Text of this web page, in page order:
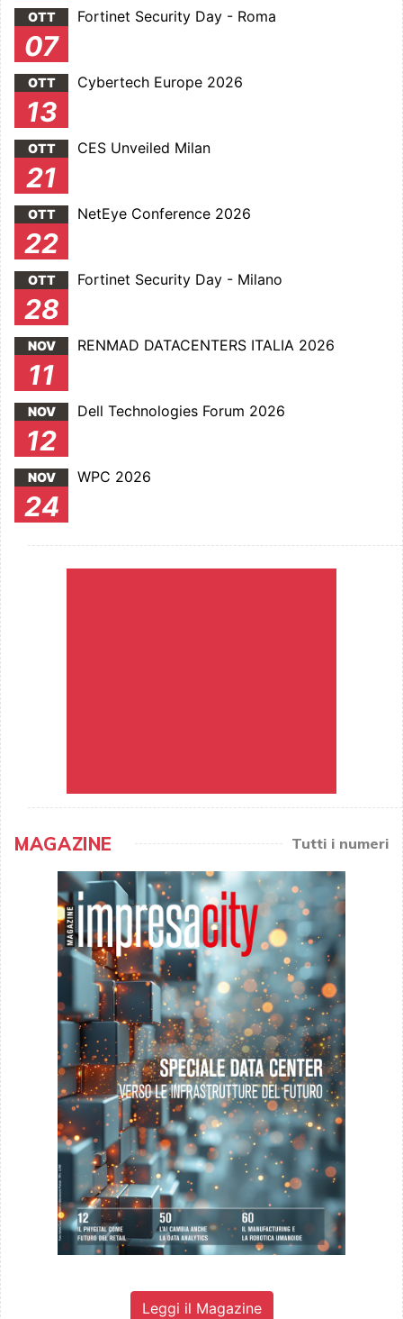
OTT
07
Fortinet Security Day - Roma
OTT
13
Cybertech Europe 2026
OTT
21
CES Unveiled Milan
OTT
22
NetEye Conference 2026
OTT
28
Fortinet Security Day - Milano
NOV
11
RENMAD DATACENTERS ITALIA 2026
NOV
12
Dell Technologies Forum 2026
NOV
24
WPC 2026
MAGAZINE Tutti i numeri
Leggi il Magazine